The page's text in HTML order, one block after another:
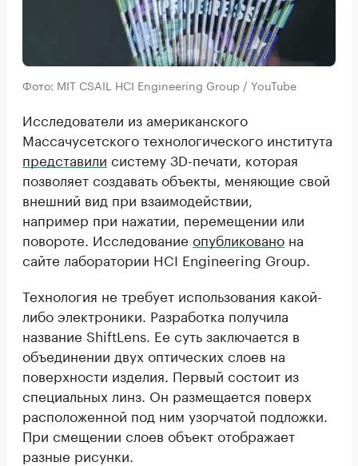
Фото: MIT CSAIL HCI Engineering Group / YouTube
Исследователи из американского
Массачусетского технологического института
представили систему 3D-печати, которая
позволяет создавать объекты, меняющие свой
внешний вид при взаимодействии,
например при нажатии, перемещении или
повороте. Исследование опубликовано на
сайте лаборатории HCI Engineering Group.
Технология не требует использования какой-
либо электроники. Разработка получила
название ShiftLens. Ее суть заключается в
объединении двух оптических слоев на
поверхности изделия. Первый состоит из
специальных линз. Он размещается поверх
расположенной под ним узорчатой подложки.
При смещении слоев объект отображает
разные рисунки.